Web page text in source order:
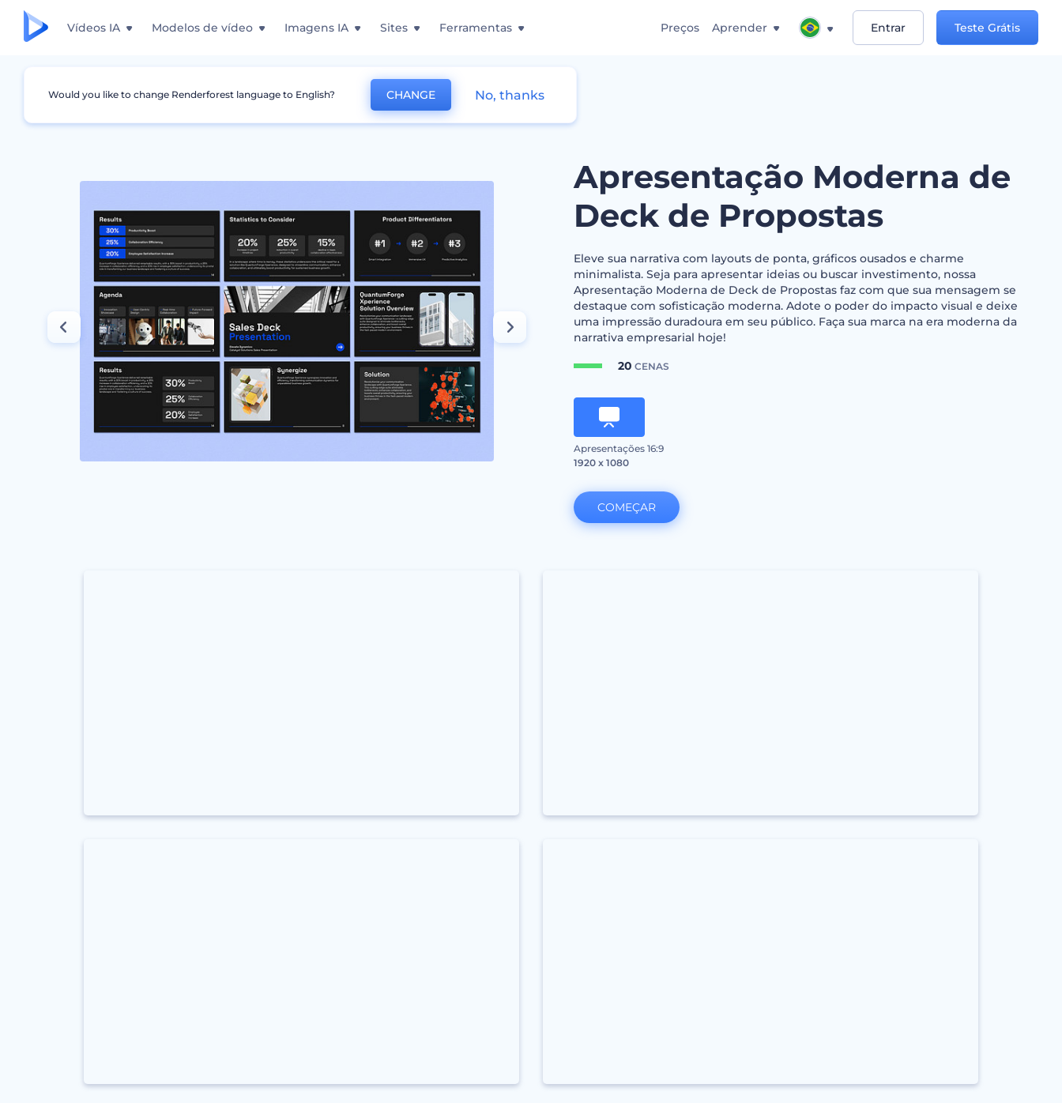
Vídeos IA Modelos de vídeo Imagens IA Sites Ferramentas Preços Aprender Entrar Teste Grátis
Design Gráfico Negócios Apresentação Moderna de Deck de Propostas
Apresentação Moderna de
Deck de Propostas
Eleve sua narrativa com layouts de ponta, gráficos ousados e charme
minimalista. Seja para apresentar ideias ou buscar investimento, nossa
Apresentação Moderna de Deck de Propostas faz com que sua mensagem se
destaque com sofisticação moderna. Adote o poder do impacto visual e deixe
uma impressão duradoura em seu público. Faça sua marca na era moderna da
narrativa empresarial hoje!
20 CENAS
Apresentações 16:9
1920 x 1080
COMEÇAR
Would you like to change Renderforest language to English? CHANGE No, thanks